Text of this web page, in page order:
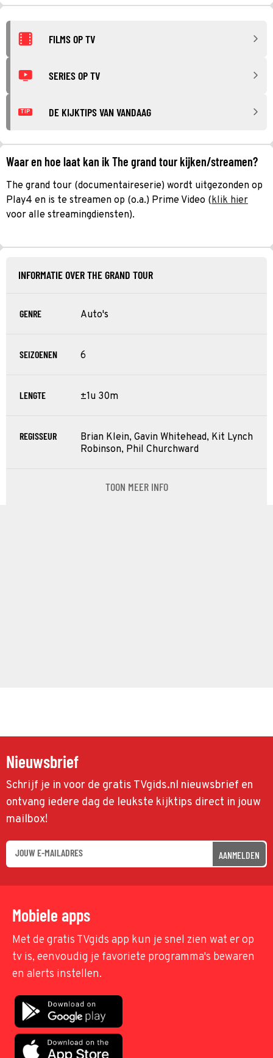
FILMS OP TV
SERIES OP TV
TIP DE KIJKTIPS VAN VANDAAG
Waar en hoe laat kan ik The grand tour kijken/streamen?
The grand tour (documentaireserie) wordt uitgezonden op
Play4 en is te streamen op (o.a.) Prime Video (klik hier
voor alle streamingdiensten).
INFORMATIE OVER THE GRAND TOUR
GENRE Auto's
SEIZOENEN 6
LENGTE ±1u 30m
REGISSEUR
Brian Klein, Gavin Whitehead, Kit Lynch
Robinson, Phil Churchward
TOON MEER INFO
Nieuwsbrief
Schrijf je in voor de gratis TVgids.nl nieuwsbrief en
ontvang iedere dag de leukste kijktips direct in jouw
mailbox!
AANMELDEN
Mobiele apps
Met de gratis TVgids app kun je snel zien wat er op
tv is, eenvoudig je favoriete programma's bewaren
en alerts instellen.